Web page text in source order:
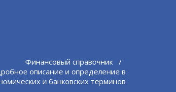
Финансовый справочник /
описание и определение в
и банковских терминов